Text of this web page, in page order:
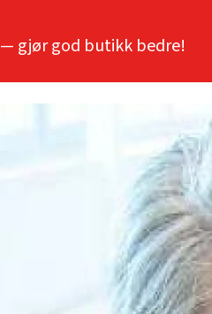
— gjør god butikk bedre!